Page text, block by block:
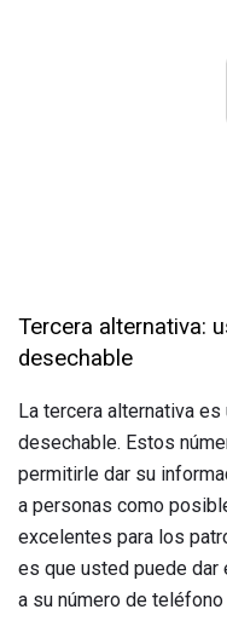
Tercera alternativa:
desechable
La tercera alternativa
desechable. Estos
permitirle dar su
a personas como
excelentes para los
es que usted puede dar
a su número de